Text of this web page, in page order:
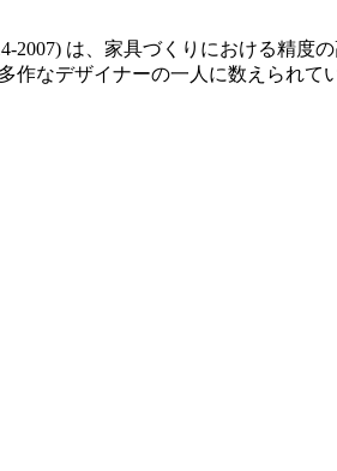
2007) は、家具づくりにおける精
作なデザイナーの一人に数えられ